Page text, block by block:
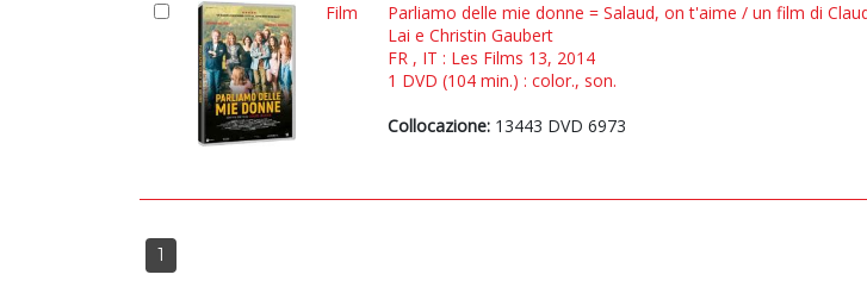
Film
Parliamo delle mie donne = Salaud, on t'aime / un film di
Lai e Christin Gaubert
FR , IT : Les Films 13, 2014
1 DVD (104 min.) : color., son.
Collocazione: 13443 DVD 6973
1